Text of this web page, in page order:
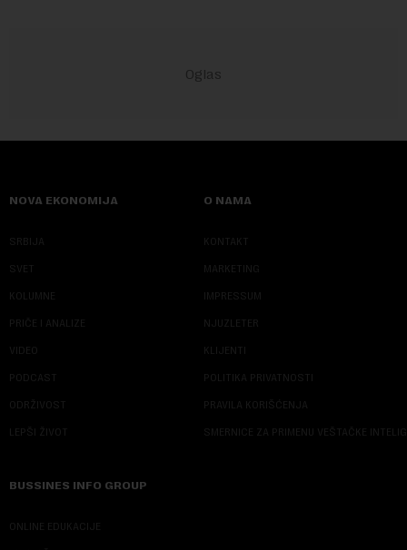
NOVA EKONOMIJA
SRBIJA
SVET
KOLUMNE
PRIČE I ANALIZE
VIDEO
PODCAST
ODRŽIVOST
LEPŠI ŽIVOT
O NAMA
KONTAKT
MARKETING
IMPRESSUM
NJUZLETER
KLIJENTI
POLITIKA PRIVATNOSTI
PRAVILA KORIŠĆENJA
SMERNICE ZA PRIMENU VEŠTAČKE
BUSSINES INFO GROUP
ONLINE EDUKACIJE